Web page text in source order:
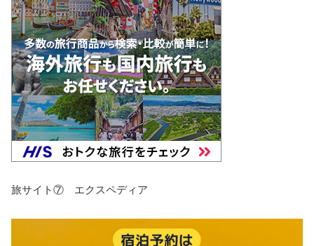
旅サイト⑦ エクスペディア